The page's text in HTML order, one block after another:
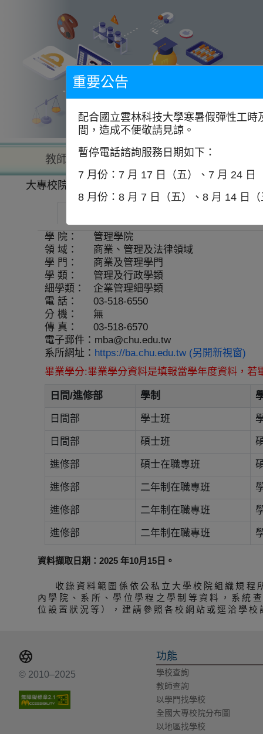
教師查詢 學校查詢
大專校院一覽表
學 院：
管理學院
領 域：
商業、管理及法律領域
學 門：
商業及管理學門
學 類：
管理及行政學類
細學類：
企業管理細學類
電 話：
03-518-6550
分 機：
無
傳 真：
03-518-6570
電子郵件： mba@chu.edu.tw
系所網址： https://ba.chu.edu.tw (另開新視窗)
畢業學分:畢業學分資料是填報當學年度資料，
日間/進修部 學制
日間部 學士班
日間部 碩士班
進修部 碩士在職專班
進修部 二年制在職專班
進修部 二年制在職專班
進修部 二年制在職專班
資料擷取日期：2025 年10月15日。
收錄資料範圍係依公私立大學校院組織規
內學院、系所、學位學程之學制等資料，系統
位設置狀況等），建請參照各校網站或逕洽學校
© 2010–2025
功能
學校查詢
教師查詢
以學門找學校
全國大專校院分布圖
以地區找學校
重要公告
配合國立雲林科技大學寒暑假彈性工
間，造成不便敬請見諒。
暫停電話諮詢服務日期如下：
7 月份：7 月 17 日（五）、7 月 24 日
8 月份：8 月 7 日（五）、8 月 14 日（